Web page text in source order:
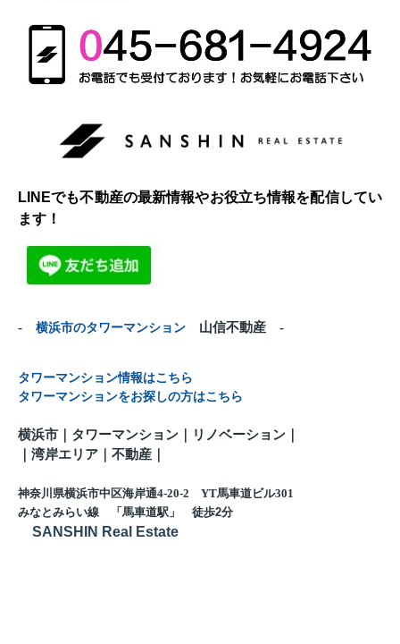
LINEでも不動産の最新情報やお役立ち情報を配信してい
ます！
- 横浜市のタワーマンション 山信不動産 -
タワーマンション情報はこちら
タワーマンションをお探しの方はこちら
横浜市｜タワーマンション｜リノベーション｜
湾岸エリア｜不動産
神奈川県横浜市中区海岸通4-20-2 YT馬車道ビル301
みなとみらい線 「馬車道駅」 徒歩2分
SANSHIN Real Estate